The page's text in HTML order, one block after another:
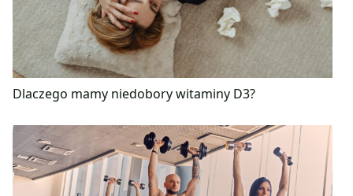
Dlaczego mamy niedobory witaminy D3?